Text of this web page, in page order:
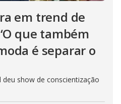
em trend de
que também
é separar o
deu show de conscientização